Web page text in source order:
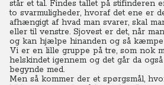
står et tal. Findes tallet på stifinderen
to svarmuligheder, hvoraf det ene er
afhængigt af hvad man svarer, skal
eller til venstre. Sjovest er det, når
og kan hjælpe hinanden og så
Vi er en lille gruppe på tre, som nok
helskindet igennem og det går da
begynde med.
Men så kommer der et spørgsmål,